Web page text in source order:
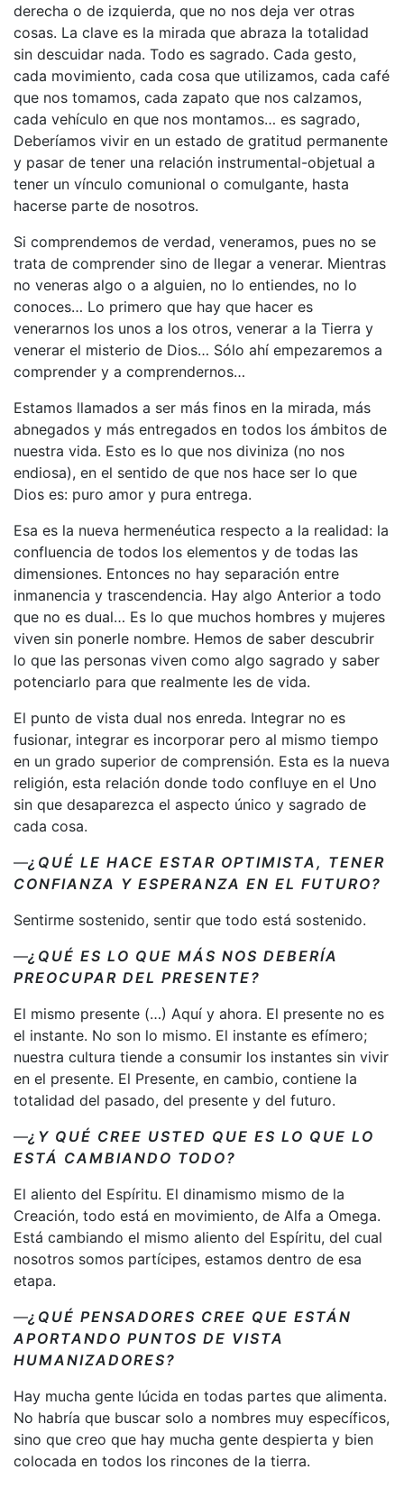
derecha o de izquierda, que no nos deja ver otras
cosas. La clave es la mirada que abraza la totalidad
sin descuidar nada. Todo es sagrado. Cada gesto,
cada movimiento, cada cosa que utilizamos, cada café
que nos tomamos, cada zapato que nos calzamos,
cada vehículo en que nos montamos… es sagrado,
Deberíamos vivir en un estado de gratitud permanente
y pasar de tener una relación instrumental-objetual a
tener un vínculo comunional o comulgante, hasta
hacerse parte de nosotros.
Si comprendemos de verdad, veneramos, pues no se
trata de comprender sino de llegar a venerar. Mientras
no veneras algo o a alguien, no lo entiendes, no lo
conoces… Lo primero que hay que hacer es
venerarnos los unos a los otros, venerar a la Tierra y
venerar el misterio de Dios… Sólo ahí empezaremos a
comprender y a comprendernos…
Estamos llamados a ser más finos en la mirada, más
abnegados y más entregados en todos los ámbitos de
nuestra vida. Esto es lo que nos diviniza (no nos
endiosa), en el sentido de que nos hace ser lo que
Dios es: puro amor y pura entrega.
Esa es la nueva hermenéutica respecto a la realidad: la
confluencia de todos los elementos y de todas las
dimensiones. Entonces no hay separación entre
inmanencia y trascendencia. Hay algo Anterior a todo
que no es dual… Es lo que muchos hombres y mujeres
viven sin ponerle nombre. Hemos de saber descubrir
lo que las personas viven como algo sagrado y saber
potenciarlo para que realmente les de vida.
El punto de vista dual nos enreda. Integrar no es
fusionar, integrar es incorporar pero al mismo tiempo
en un grado superior de comprensión. Esta es la nueva
religión, esta relación donde todo confluye en el Uno
sin que desaparezca el aspecto único y sagrado de
cada cosa.
—¿QUÉ LE HACE ESTAR OPTIMISTA, TENER
CONFIANZA Y ESPERANZA EN EL FUTURO?
Sentirme sostenido, sentir que todo está sostenido.
—¿QUÉ ES LO QUE MÁS NOS DEBERÍA
PREOCUPAR DEL PRESENTE?
El mismo presente (…) Aquí y ahora. El presente no es
el instante. No son lo mismo. El instante es efímero;
nuestra cultura tiende a consumir los instantes sin vivir
en el presente. El Presente, en cambio, contiene la
totalidad del pasado, del presente y del futuro.
—¿Y QUÉ CREE USTED QUE ES LO QUE LO
ESTÁ CAMBIANDO TODO?
El aliento del Espíritu. El dinamismo mismo de la
Creación, todo está en movimiento, de Alfa a Omega.
Está cambiando el mismo aliento del Espíritu, del cual
nosotros somos partícipes, estamos dentro de esa
etapa.
—¿QUÉ PENSADORES CREE QUE ESTÁN
APORTANDO PUNTOS DE VISTA
HUMANIZADORES?
Hay mucha gente lúcida en todas partes que alimenta.
No habría que buscar solo a nombres muy específicos,
sino que creo que hay mucha gente despierta y bien
colocada en todos los rincones de la tierra.